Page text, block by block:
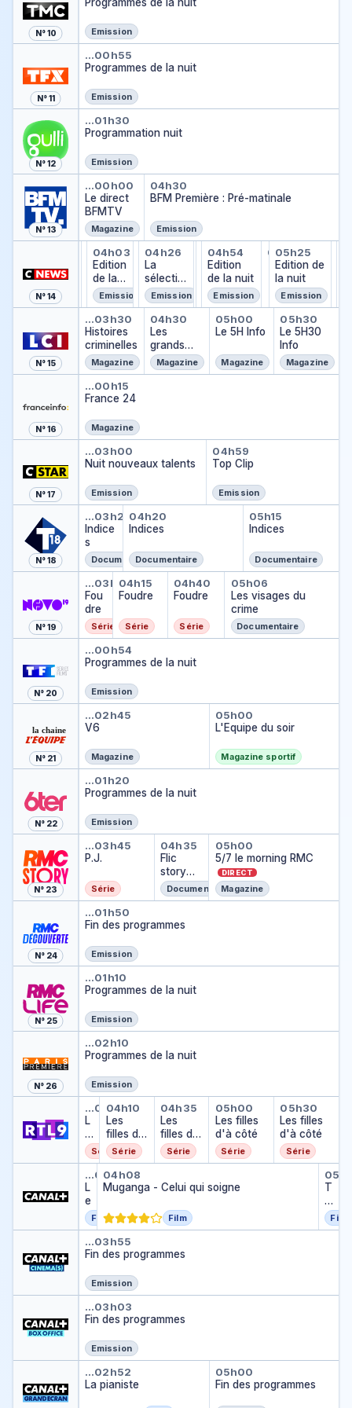
N° 10 Emission
N° 11
Programmes de la nuit
…00h55
Programmes de la nuit
Emission
N° 12
Programmation nuit
…01h30
Programmation nuit
Emission
N° 13
Le direct BFMTV
…00h00
Le direct
BFMTV
Magazine
BFM Première : Pré-
04h30
BFM Première : Pré-matinale
Emission
N° 14
L'heure des livres
…03h52
L'heure des livres
Météo
04h01
Météo
…
Edition de la nuit
04h03
Edition
de la
nuit
Emission
L'éphéméride
04h24
L'éphéméride
…
La sélection
04h26
La
sélectio
nEmission
La sélection
04h51
La sélection
Météo
04h52
Météo
…
Edition de la nuit
04h54
Edition
de la nuit
Emission
Météo
05h22
Météo
Edition
05h25
Edition de
la nuit
Emission
N° 15
Histoires criminelles
…03h30
Histoires
criminelles
Magazine
Les grands reportages
04h30
Les
grands
reportage
s LCI
Magazine
Le 5H Info
05h00
Le 5H Info
Magazine
Le
05h30
Le 5H30
Info
Magazine
N° 16
France 24
…00h15
France 24
Magazine
N° 17
Nuit nouveaux talents
…03h00
Nuit nouveaux talents
Emission
Top Clip
04h59
Top Clip
Emission
N° 18
Indices
…03h20
Indice
s
Documentaire
Indices
04h20
Indices
Documentaire
Indices
05h15
Indices
Documentaire
N° 19
Foudre
…03h50
Fou
dre
Série
Foudre
04h15
Foudre
Série
Foudre
04h40
Foudre
Série
Les visages
05h06
Les visages du
crime
Documentaire
N° 20
Programmes de la nuit
…00h54
Programmes de la nuit
Emission
N° 21
V6
…02h45
V6
Magazine
L'Equipe du soir
05h00
L'Equipe du soir
Magazine sportif
N° 22
Programmes de la nuit
…01h20
Programmes de la nuit
Emission
N° 23
P.J.
…03h45
P.J.
Série
Flic story express
04h35
Flic
story
express
Documentaire
5/7 le morning
05h00
5/7 le morning RMC
DIRECT
Magazine
N° 24
Fin des programmes
…01h50
Fin des programmes
Emission
N° 25
Programmes de la nuit
…01h10
Programmes de la nuit
Emission
N° 26
Programmes de la nuit
…02h10
Programmes de la nuit
Emission
Les filles d'à côté
…03h45
L
e
s
fil
s
d
'
à
ô
é
Série
Les filles d'à côté
04h10
Les
filles d'à
côté
Série
Les filles d'à côté
04h35
Les
filles d'à
côté
Série
Les filles d'à
05h00
Les filles
d'à côté
Série
Les
05h30
Les filles
d'à côté
Série
Les arènes
…02h36
L
e
s
a
è
e
s
Film
Muganga - Celui qui soigne
04h08
Muganga - Celui qui soigne
Film
T
h
e
M
a
v
Film
Fin des programmes
…03h55
Fin des programmes
Emission
Fin des programmes
…03h03
Fin des programmes
Emission
La pianiste
…02h52
La pianiste
Fin des
05h00
Fin des programmes